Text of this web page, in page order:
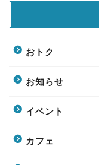
おトク
お知らせ
イベント
カフェ